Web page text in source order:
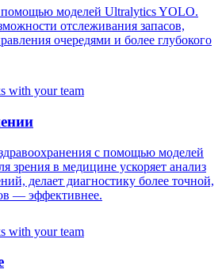
моделей Ultralytics YOLO.
отслеживания запасов,
очередями и более глубокого
с помощью моделей
в медицине ускоряет анализ
делает диагностику более точной,
— эффективнее.